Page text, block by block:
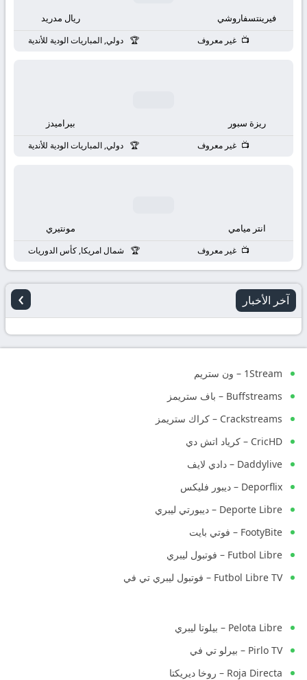
فيرينتسفاروشي ريال مدريد
غير معروف دولي, المباريات الودية للأندية
ريزة سبور بيراميدز
غير معروف دولي, المباريات الودية للأندية
انتر ميامي مونتيري
غير معروف شمال امريكا, كأس الدوريات
آخر الأخبار ›
1Stream – ون ستريم
Buffstreams – باف ستريمز
Crackstreams – كراك ستريمز
CricHD – كرياد اتش دي
Daddylive – دادي لايف
Deporflix – ديبور فليكس
Deporte Libre – ديبورتي ليبري
FootyBite – فوتي بايت
Futbol Libre – فوتبول ليبري
Futbol Libre TV – فوتبول ليبري تي في
Pelota Libre – بيلوتا ليبري
Pirlo TV – بيرلو تي في
Roja Directa – روخا ديريكتا